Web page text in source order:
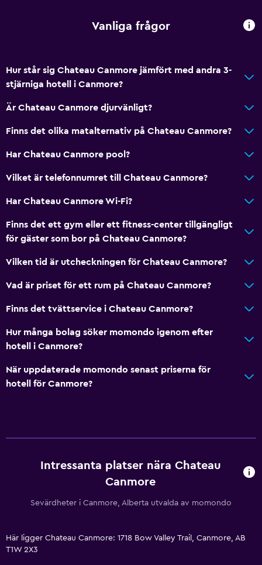
Spa
Bubbelpool
Inomhuspool
Pool med utsikt
Kök
Elektrisk vattenkokare
Kylskåp
Kaffemaskin
Kokvrå
Badrum
Hårfön
Rökfria rum tillgängliga
Vanliga frågor
Hur står sig Chateau Canmore jämfört med andra 3-
stjärniga hotell i Canmore?
Är Chateau Canmore djurvänligt?
Finns det olika matalternativ på Chateau Canmore?
Har Chateau Canmore pool?
Vilket är telefonnumret till Chateau Canmore?
Har Chateau Canmore Wi-Fi?
Finns det ett gym eller ett fitness-center tillgängligt
för gäster som bor på Chateau Canmore?
Vilken tid är utcheckningen för Chateau Canmore?
Vad är priset för ett rum på Chateau Canmore?
Finns det tvättservice i Chateau Canmore?
Hur många bolag söker momondo igenom efter
hotell i Canmore?
När uppdaterade momondo senast priserna för
hotell för Canmore?
Intressanta platser nära Chateau
Canmore
Sevärdheter i Canmore, Alberta utvalda av momondo
Här ligger Chateau Canmore: 1718 Bow Valley Trail, Canmore, AB
T1W 2X3